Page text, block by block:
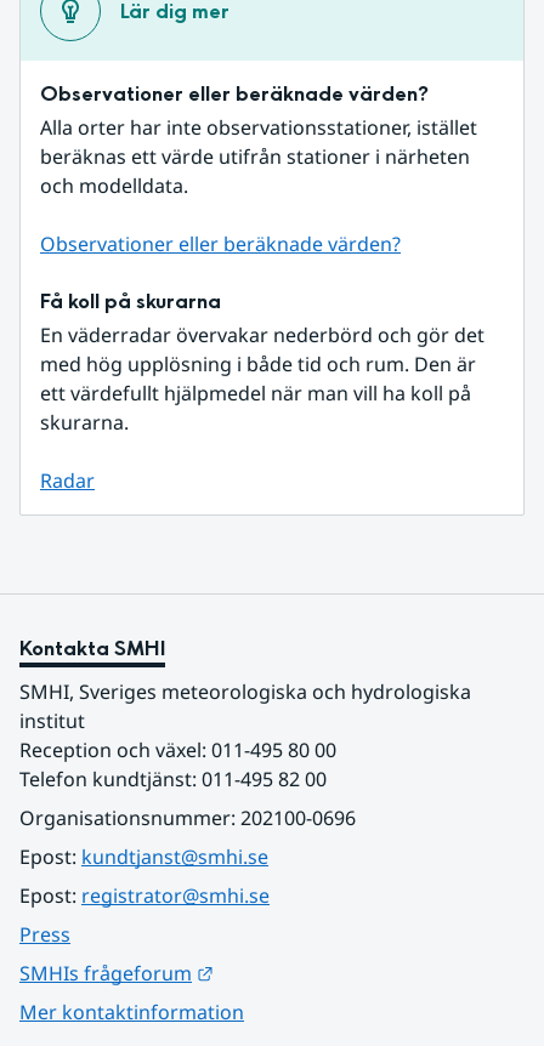
Lär dig mer
Observationer eller beräknade värden?
Alla orter har inte observationsstationer, istället
beräknas ett värde utifrån stationer i närheten
och modelldata.
Observationer eller beräknade värden?
Få koll på skurarna
En väderradar övervakar nederbörd och gör det
med hög upplösning i både tid och rum. Den är
ett värdefullt hjälpmedel när man vill ha koll på
skurarna.
Radar
Kontakta SMHI
SMHI, Sveriges meteorologiska och hydrologiska
institut
Reception och växel: 011-495 80 00
Telefon kundtjänst: 011-495 82 00
Organisationsnummer: 202100-0696
Epost: kundtjanst@smhi.se
Epost: registrator@smhi.se
Press
SMHIs frågeforum
Mer kontaktinformation